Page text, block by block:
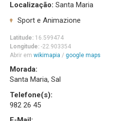
Localização: Santa Maria
Sport e Animazione
Latitude: 16.599474
Longitude: -22.903354
Abrir em wikimapia / google maps
Morada:
Santa Maria, Sal
Telefone(s):
982 26 45